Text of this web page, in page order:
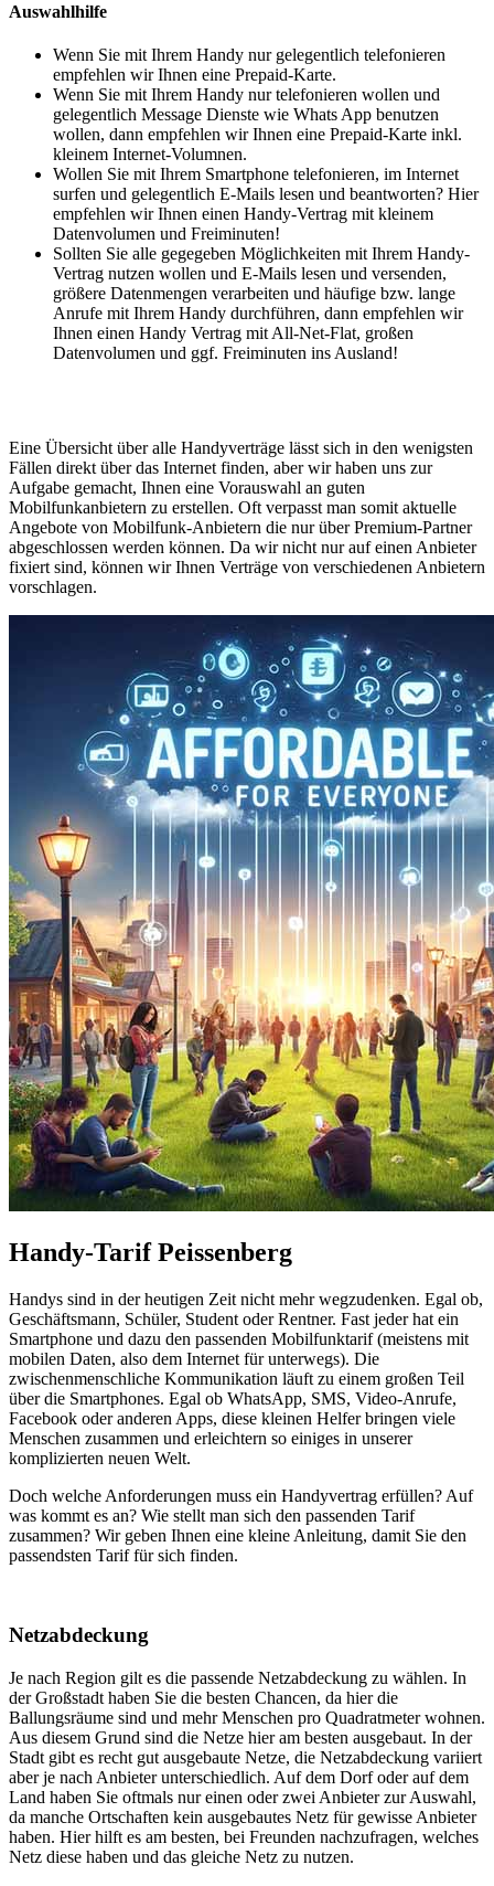
Auswahlhilfe
Wenn Sie mit Ihrem Handy nur gelegentlich telefonieren
empfehlen wir Ihnen eine Prepaid-Karte.
Wenn Sie mit Ihrem Handy nur telefonieren wollen und
gelegentlich Message Dienste wie Whats App benutzen
wollen, dann empfehlen wir Ihnen eine Prepaid-Karte inkl.
kleinem Internet-Volumnen.
Wollen Sie mit Ihrem Smartphone telefonieren, im Internet
surfen und gelegentlich E-Mails lesen und beantworten? Hier
empfehlen wir Ihnen einen Handy-Vertrag mit kleinem
Datenvolumen und Freiminuten!
Sollten Sie alle gegegeben Möglichkeiten mit Ihrem Handy-
Vertrag nutzen wollen und E-Mails lesen und versenden,
größere Datenmengen verarbeiten und häufige bzw. lange
Anrufe mit Ihrem Handy durchführen, dann empfehlen wir
Ihnen einen Handy Vertrag mit All-Net-Flat, großen
Datenvolumen und ggf. Freiminuten ins Ausland!
Eine Übersicht über alle Handyverträge lässt sich in den wenigsten
Fällen direkt über das Internet finden, aber wir haben uns zur
Aufgabe gemacht, Ihnen eine Vorauswahl an guten
Mobilfunkanbietern zu erstellen. Oft verpasst man somit aktuelle
Angebote von Mobilfunk-Anbietern die nur über Premium-Partner
abgeschlossen werden können. Da wir nicht nur auf einen Anbieter
fixiert sind, können wir Ihnen Verträge von verschiedenen Anbietern
vorschlagen.
Handy-Tarif Peissenberg
Handys sind in der heutigen Zeit nicht mehr wegzudenken. Egal ob,
Geschäftsmann, Schüler, Student oder Rentner. Fast jeder hat ein
Smartphone und dazu den passenden Mobilfunktarif (meistens mit
mobilen Daten, also dem Internet für unterwegs). Die
zwischenmenschliche Kommunikation läuft zu einem großen Teil
über die Smartphones. Egal ob WhatsApp, SMS, Video-Anrufe,
Facebook oder anderen Apps, diese kleinen Helfer bringen viele
Menschen zusammen und erleichtern so einiges in unserer
komplizierten neuen Welt.
Doch welche Anforderungen muss ein Handyvertrag erfüllen? Auf
was kommt es an? Wie stellt man sich den passenden Tarif
zusammen? Wir geben Ihnen eine kleine Anleitung, damit Sie den
passendsten Tarif für sich finden.
Netzabdeckung
Je nach Region gilt es die passende Netzabdeckung zu wählen. In
der Großstadt haben Sie die besten Chancen, da hier die
Ballungsräume sind und mehr Menschen pro Quadratmeter wohnen.
Aus diesem Grund sind die Netze hier am besten ausgebaut. In der
Stadt gibt es recht gut ausgebaute Netze, die Netzabdeckung variiert
aber je nach Anbieter unterschiedlich. Auf dem Dorf oder auf dem
Land haben Sie oftmals nur einen oder zwei Anbieter zur Auswahl,
da manche Ortschaften kein ausgebautes Netz für gewisse Anbieter
haben. Hier hilft es am besten, bei Freunden nachzufragen, welches
Netz diese haben und das gleiche Netz zu nutzen.